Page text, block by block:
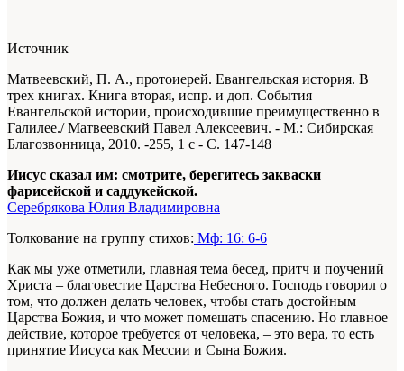
Источник
Матвеевский, П. А., протоиерей. Евангельская история. В
трех книгах. Книга вторая, испр. и доп. События
Евангельской истории, происходившие преимущественно в
Галилее./ Матвеевский Павел Алексеевич. - М.: Сибирская
Благозвонница, 2010. -255, 1 с - С. 147-148
Иисус сказал им: смотрите, берегитесь закваски
фарисейской и саддукейской.
Серебрякова Юлия Владимировна
Толкование на группу стихов: Мф: 16: 6-6
Как мы уже отметили, главная тема бесед, притч и поучений
Христа – благовестие Царства Небесного. Господь говорил о
том, что должен делать человек, чтобы стать достойным
Царства Божия, и что может помешать спасению. Но главное
действие, которое требуется от человека, – это вера, то есть
принятие Иисуса как Мессии и Сына Божия.